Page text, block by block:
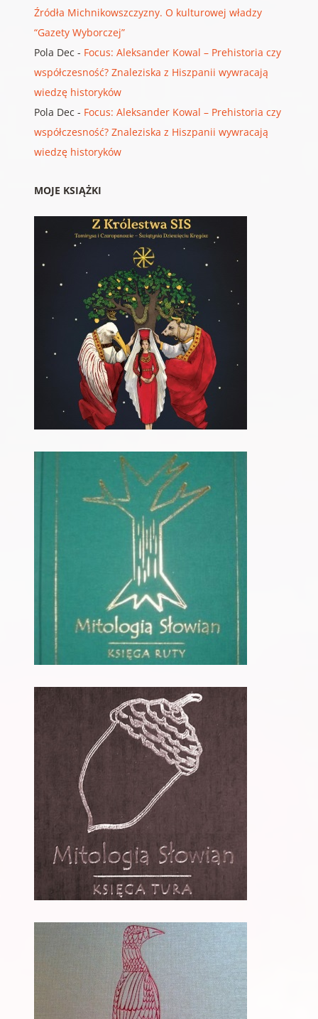
Źródła Michnikowszczyzny. O kulturowej władzy
“Gazety Wyborczej”
Pola Dec - Focus: Aleksander Kowal – Prehistoria czy
współczesność? Znaleziska z Hiszpanii wywracają
wiedzę historyków
Pola Dec - Focus: Aleksander Kowal – Prehistoria czy
współczesność? Znaleziska z Hiszpanii wywracają
wiedzę historyków
MOJE KSIĄŻKI